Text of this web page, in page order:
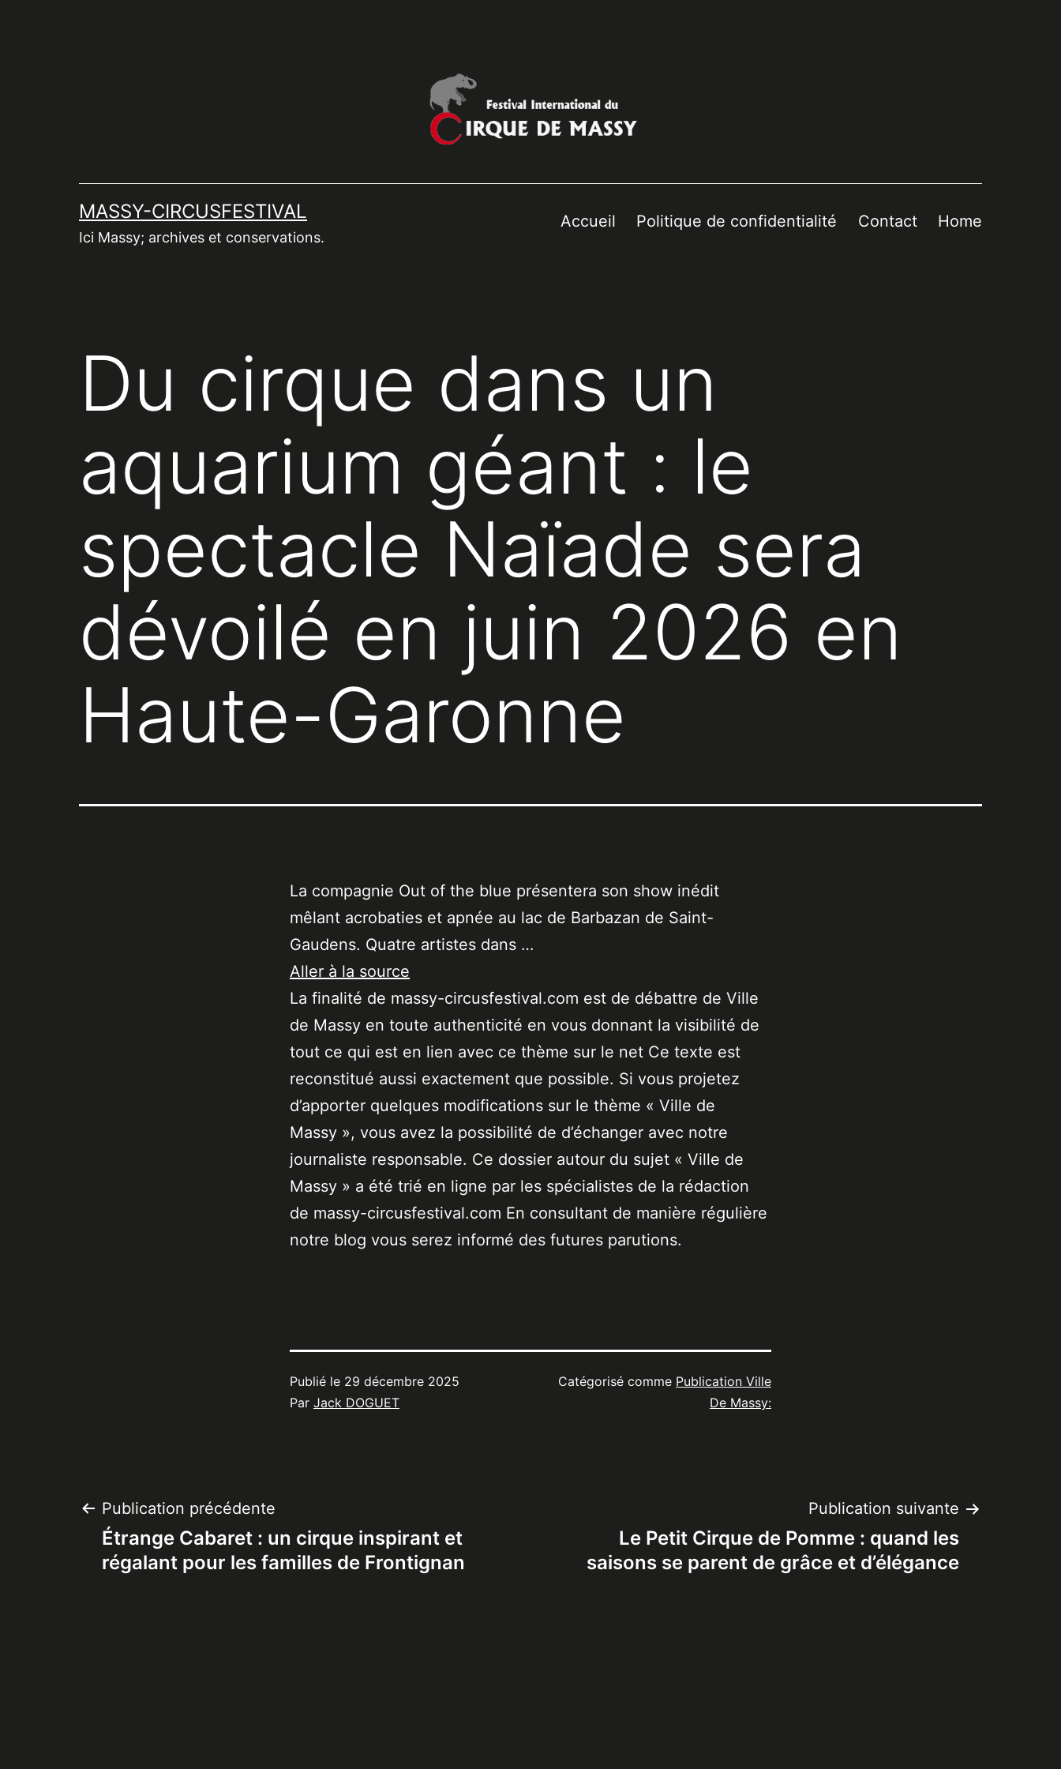
MASSY-CIRCUSFESTIVAL
Ici Massy; archives et conservations.
Accueil Politique de confidentialité Contact Home
Du cirque dans un
aquarium géant : le
spectacle Naïade sera
dévoilé en juin 2026 en
Haute-Garonne
La compagnie Out of the blue présentera son show inédit
mêlant acrobaties et apnée au lac de Barbazan de Saint-
Gaudens. Quatre artistes dans …
Aller à la source
La finalité de massy-circusfestival.com est de débattre de Ville
de Massy en toute authenticité en vous donnant la visibilité de
tout ce qui est en lien avec ce thème sur le net Ce texte est
reconstitué aussi exactement que possible. Si vous projetez
d’apporter quelques modifications sur le thème « Ville de
Massy », vous avez la possibilité de d’échanger avec notre
journaliste responsable. Ce dossier autour du sujet « Ville de
Massy » a été trié en ligne par les spécialistes de la rédaction
de massy-circusfestival.com En consultant de manière régulière
notre blog vous serez informé des futures parutions.
Publié le 29 décembre 2025
Par Jack DOGUET
Catégorisé comme Publication Ville
De Massy:
Navigation
de
Publication précédente
Étrange Cabaret : un cirque inspirant et
régalant pour les familles de Frontignan
Publication suivante
Le Petit Cirque de Pomme : quand les
saisons se parent de grâce et d’élégance